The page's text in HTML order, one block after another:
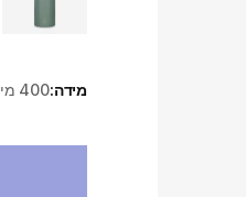
מידה:400 מיליליטר